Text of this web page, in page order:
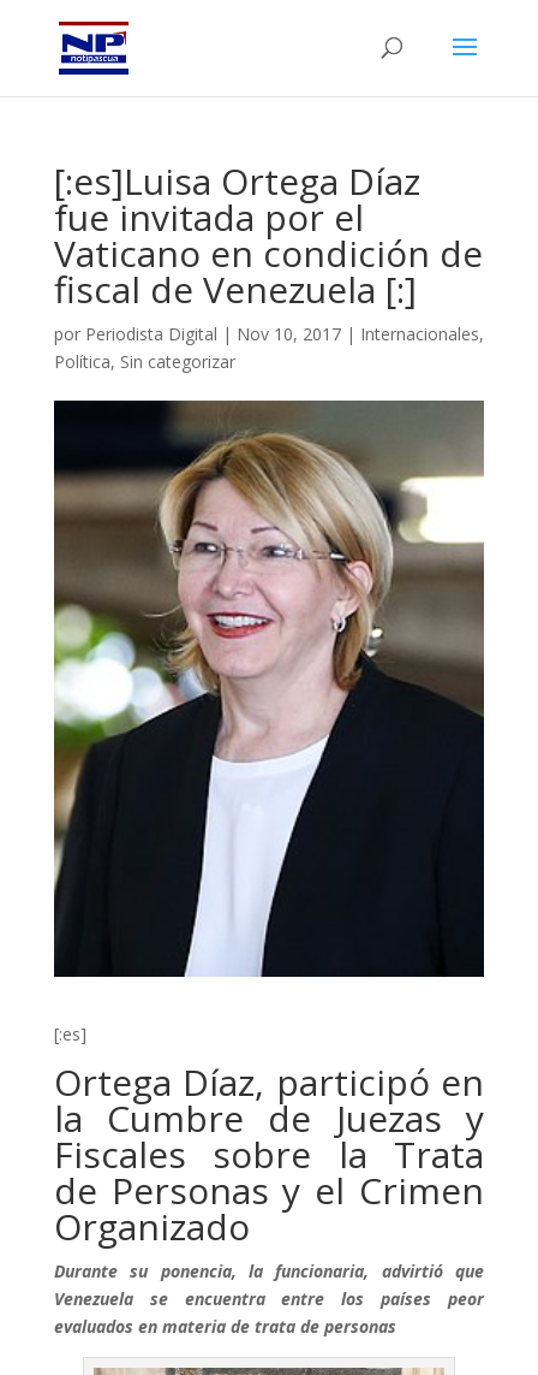
[:es]Luisa Ortega Díaz
fue invitada por el
Vaticano en condición de
fiscal de Venezuela [:]
por Periodista Digital | Nov 10, 2017| Internacionales,
Política, Sin categorizar
[:es]
Ortega Díaz, participó en
la Cumbre de Juezas y
Fiscales sobre la Trata
de Personas y el Crimen
Organizado
Durante su ponencia, la funcionaria, advirtió que
Venezuela se encuentra entre los países peor
evaluados en materia de trata de personas